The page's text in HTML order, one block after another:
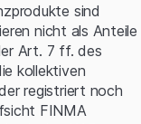
sind
nicht als Anteile
Art. 7 ff. des
kollektiven
registriert noch
FINMA